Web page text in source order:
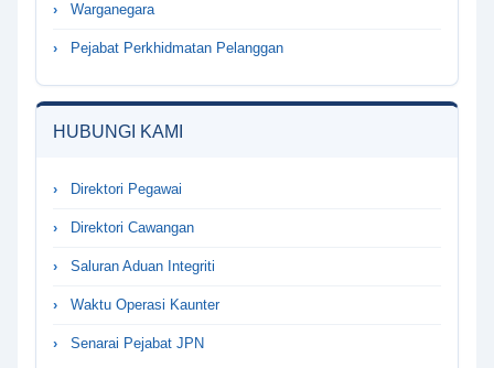
Warganegara
Pejabat Perkhidmatan Pelanggan
HUBUNGI KAMI
Direktori Pegawai
Direktori Cawangan
Saluran Aduan Integriti
Waktu Operasi Kaunter
Senarai Pejabat JPN